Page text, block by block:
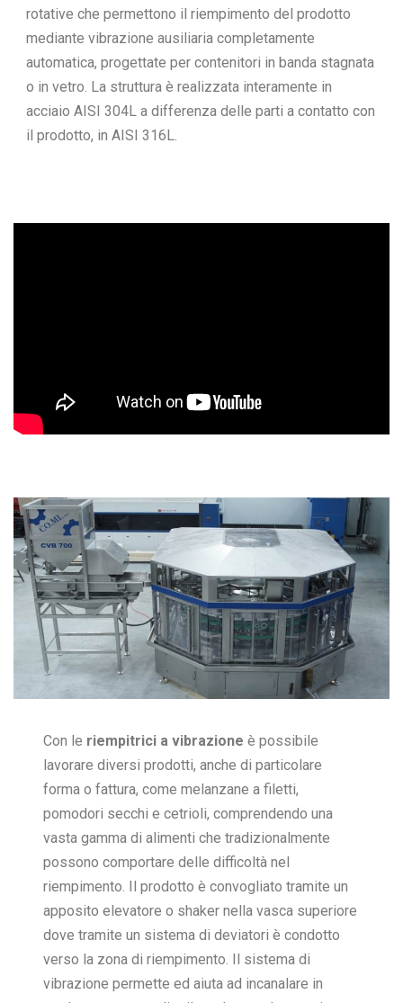
rotative che permettono il riempimento del prodotto
mediante vibrazione ausiliaria completamente
automatica, progettate per contenitori in banda stagnata
o in vetro. La struttura è realizzata interamente in
acciaio AISI 304L a differenza delle parti a contatto con
il prodotto, in AISI 316L.
Con le riempitrici a vibrazione è possibile
lavorare diversi prodotti, anche di particolare
forma o fattura, come melanzane a filetti,
pomodori secchi e cetrioli, comprendendo una
vasta gamma di alimenti che tradizionalmente
possono comportare delle difficoltà nel
riempimento. Il prodotto è convogliato tramite un
apposito elevatore o shaker nella vasca superiore
dove tramite un sistema di deviatori è condotto
verso la zona di riempimento. Il sistema di
vibrazione permette ed aiuta ad incanalare in